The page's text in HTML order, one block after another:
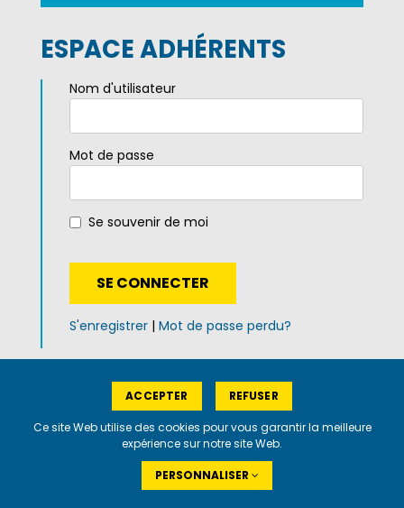
ESPACE ADHÉRENTS
Nom d'utilisateur
Mot de passe
Se souvenir de moi
S'enregistrer | Mot de passe perdu?
Mentions légales |Politique de
confidentialité
Ce site Web utilise des cookies pour vous garantir la meilleure
expérience sur notre site Web.
PERSONNALISER
ACCEPTER REFUSER